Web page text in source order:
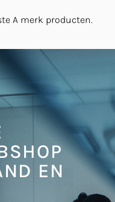
A merk producten.
EN